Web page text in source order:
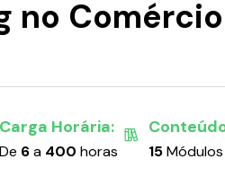
no
Carga Horária:
De 6a 400 horas 15Módulos